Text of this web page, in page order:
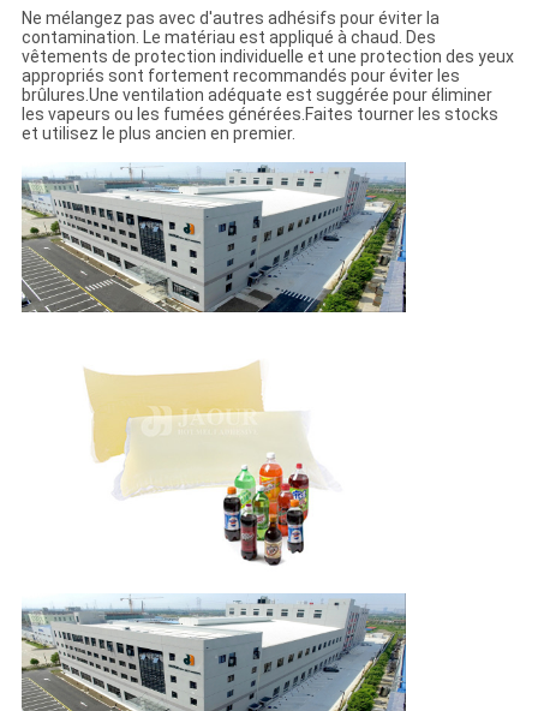
Ne mélangez pas avec d'autres adhésifs pour éviter la
contamination. Le matériau est appliqué à chaud. Des
vêtements de protection individuelle et une protection des yeux
appropriés sont fortement recommandés pour éviter les
brûlures.Une ventilation adéquate est suggérée pour éliminer
les vapeurs ou les fumées générées.Faites tourner les stocks
et utilisez le plus ancien en premier.